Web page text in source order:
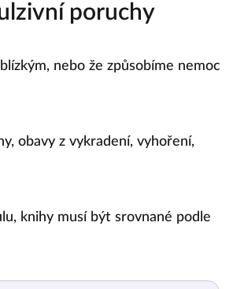
poruchy
nebo že způsobíme nemoc
obavy z vykradení, vyhoření,
knihy musí být srovnané podle